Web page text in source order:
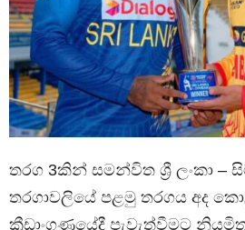
තරග 3කින් සමන්විත ශ්‍රී ලංකා –
තරගාවලියේ පළමු තරගය අද
ක්‍රීඩාංගණයේදී පැවැත්වීමට